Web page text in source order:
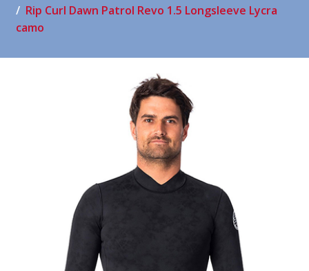
Rip Curl Dawn Patrol Revo 1.5 Longsleeve Lycra
camo